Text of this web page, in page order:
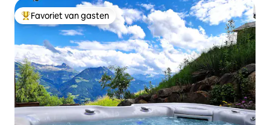
Topfavoriet van gasten
Favoriet van gasten